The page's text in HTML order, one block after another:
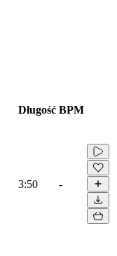
Długość BPM
3:50 -